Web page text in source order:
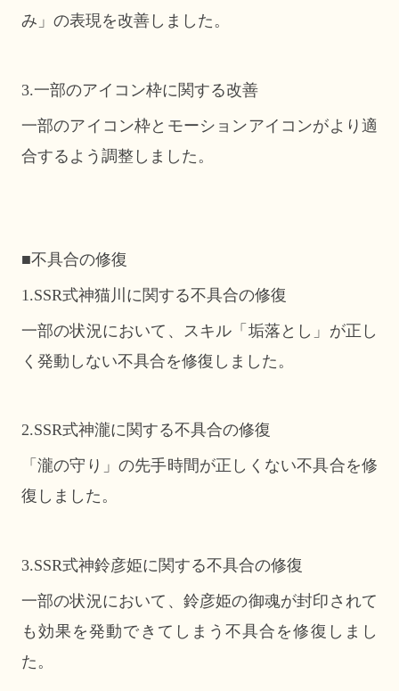
み」の表現を改善しました。
3.一部のアイコン枠に関する改善
一部のアイコン枠とモーションアイコンがより適
合するよう調整しました。
■不具合の修復
1.SSR式神猫川に関する不具合の修復
一部の状況において、スキル「垢落とし」が正し
く発動しない不具合を修復しました。
2.SSR式神瀧に関する不具合の修復
「瀧の守り」の先手時間が正しくない不具合を修
復しました。
3.SSR式神鈴彦姫に関する不具合の修復
一部の状況において、鈴彦姫の御魂が封印されて
も効果を発動できてしまう不具合を修復しまし
た。